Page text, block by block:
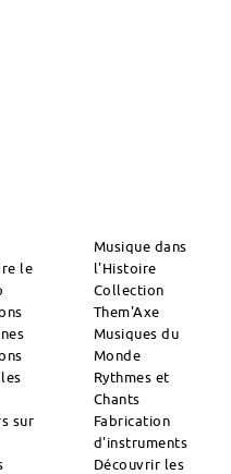
le
sur
Musique dans
l'Histoire
Collection
Them'Axe
Musiques du
Monde
Rythmes et
Chants
Fabrication
d'instruments
Découvrir les